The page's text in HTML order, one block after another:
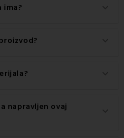
ima?
zatvaranje na Gumbi.
se pranje ovog
za ovaj proizvod je 120
napravljen ovaj